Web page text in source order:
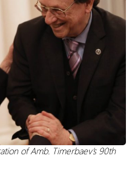
of Amb. Timerbaev’s 90th